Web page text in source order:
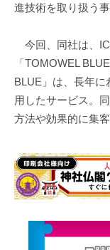
進技術を取り扱う
今回、同社は、
「TOMOWEL
BLUE」は、長年
用したサービス。
方法や効果的に集